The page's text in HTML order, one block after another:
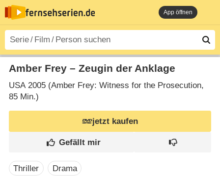
App öffnen
Amber Frey – Zeugin der Anklage
USA2005 (Amber Frey: Witness for the Prosecution‎,
85 Min.)
jetzt kaufen
Thriller Drama